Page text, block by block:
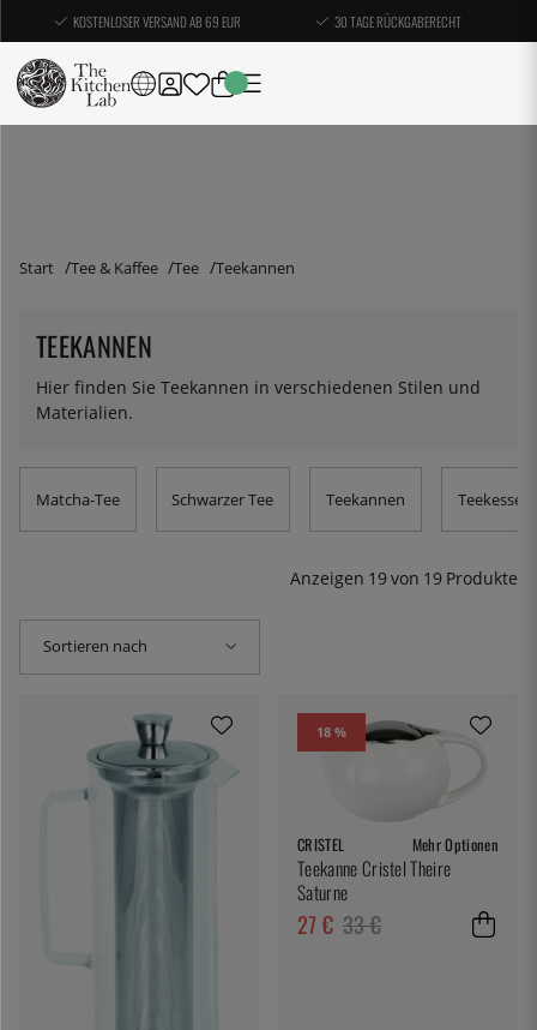
KOSTENLOSER VERSAND AB 69 EUR 30 TAGE RÜCKGABERECHT
Start Tee & Kaffee Tee Teekannen
TEEKANNEN
Hier finden Sie Teekannen in verschiedenen Stilen und
Materialien.
Matcha-Tee Schwarzer Tee Teekannen Teekessel
Anzeigen 19von 19 Produkte
Sortieren nach
18 %
CRISTEL Mehr Optionen
Teekanne Cristel Theire
Saturne
27 € 33 €